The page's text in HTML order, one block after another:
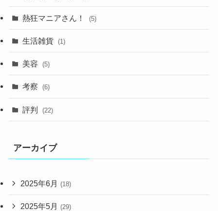
熱狂マニアさん！ (5)
生活雑貨 (1)
美容 (5)
考察 (6)
評判 (22)
アーカイブ
2025年6月 (18)
2025年5月 (29)